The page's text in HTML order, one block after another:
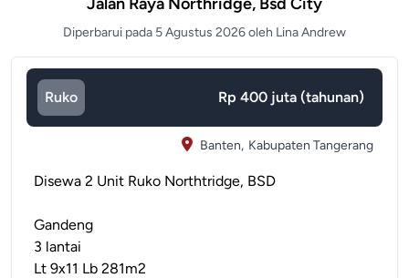
Diperbarui pada 5 Agustus 2026 oleh Lina Andrew
Ruko Rp 400 juta (tahunan)
Banten, Kabupaten Tangerang
Disewa 2 Unit Ruko Northtridge, BSD
Gandeng
3 lantai
Lt 9x11 Lb 281m2